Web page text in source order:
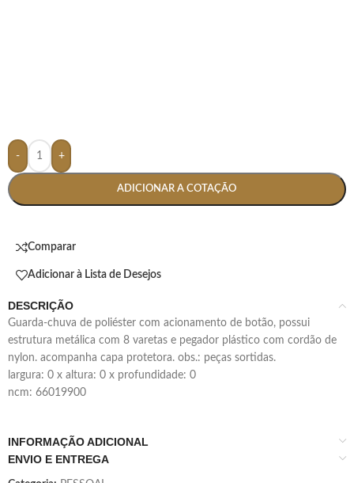
- +
ADICIONAR A COTAÇÃO
Comparar
Adicionar à Lista de Desejos
DESCRIÇÃO
guarda-chuva de poliéster com acionamento de botão, possui
estrutura metálica com 8 varetas e pegador plástico com cordão de
nylon. acompanha capa protetora. obs.: peças sortidas.
largura: 0 x altura: 0 x profundidade: 0
ncm: 66019900
INFORMAÇÃO ADICIONAL
ENVIO E ENTREGA